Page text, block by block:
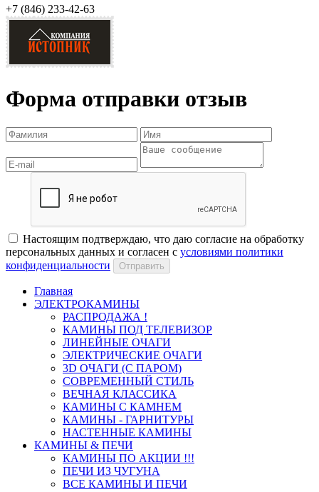
+7 (846) 233-42-63
Форма отправки отзыв
Настоящим подтверждаю, что даю согласие на обработку
персональных данных и согласен с условиями политики
конфиденциальности
Отправить
Главная
ЭЛЕКТРОКАМИНЫ
РАСПРОДАЖА !
КАМИНЫ ПОД ТЕЛЕВИЗОР
ЛИНЕЙНЫЕ ОЧАГИ
ЭЛЕКТРИЧЕСКИЕ ОЧАГИ
3D ОЧАГИ (С ПАРОМ)
СОВРЕМЕННЫЙ СТИЛЬ
ВЕЧНАЯ КЛАССИКА
КАМИНЫ С КАМНЕМ
КАМИНЫ - ГАРНИТУРЫ
НАСТЕННЫЕ КАМИНЫ
КАМИНЫ & ПЕЧИ
КАМИНЫ ПО АКЦИИ !!!
ПЕЧИ ИЗ ЧУГУНА
ВСЕ КАМИНЫ И ПЕЧИ